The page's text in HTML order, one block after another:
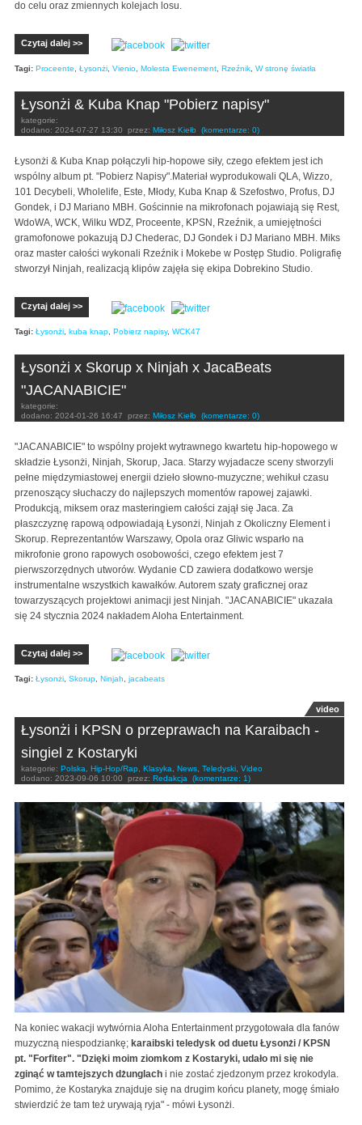
do celu oraz zmiennych kolejach losu.
Czytaj dalej >>
Tagi: Proceente Łysonżi Vienio Molesta Ewenement Rzeźnik W stronę światła
Łysonżi & Kuba Knap "Pobierz napisy"
kategorie:
dodano: 2024-07-27 13:30 przez: Miłosz Kiełb (komentarze: 0)
Łysonżi & Kuba Knap połączyli hip-hopowe siły, czego efektem jest ich
wspólny album pt. "Pobierz Napisy".Materiał wyprodukowali QLA, Wizzo,
101 Decybeli, Wholelife, Este, Młody, Kuba Knap & Szefostwo, Profus, DJ
Gondek, i DJ Mariano MBH. Gościnnie na mikrofonach pojawiają się Rest,
WdoWA, WCK, Wilku WDZ, Proceente, KPSN, Rzeźnik, a umiejętności
gramofonowe pokazują DJ Chederac, DJ Gondek i DJ Mariano MBH. Miks
oraz master całości wykonali Rzeźnik i Mokebe w Postęp Studio. Poligrafię
stworzył Ninjah, realizacją klipów zajęła się ekipa Dobrekino Studio.
Czytaj dalej >>
Tagi: Łysonżi kuba knap Pobierz napisy, WCK47
Łysonżi x Skorup x Ninjah x JacaBeats
"JACANABICIE"
kategorie:
dodano: 2024-01-26 16:47 przez: Miłosz Kiełb (komentarze: 0)
"JACANABICIE" to wspólny projekt wytrawnego kwartetu hip-hopowego w
składzie Łysonżi, Ninjah, Skorup, Jaca. Starzy wyjadacze sceny stworzyli
pełne międzymiastowej energii dzieło słowno-muzyczne; wehikuł czasu
przenoszący słuchaczy do najlepszych momentów rapowej zajawki.
Produkcją, miksem oraz masteringiem całości zajął się Jaca. Za
płaszczyznę rapową odpowiadają Łysonżi, Ninjah z Okoliczny Element i
Skorup. Reprezentantów Warszawy, Opola oraz Gliwic wsparło na
mikrofonie grono rapowych osobowości, czego efektem jest 7
pierwszorzędnych utworów. Wydanie CD zawiera dodatkowo wersje
instrumentalne wszystkich kawałków. Autorem szaty graficznej oraz
towarzyszących projektowi animacji jest Ninjah. "JACANABICIE" ukazała
się 24 stycznia 2024 nakładem Aloha Entertainment.
Czytaj dalej >>
Tagi: Łysonżi Skorup Ninjah jacabeats
video
Łysonżi i KPSN o przeprawach na Karaibach -
singiel z Kostaryki
kategorie: Polska Hip-Hop/Rap Klasyka News Teledyski Video
dodano: 2023-09-06 10:00 przez: Redakcja (komentarze: 1)
Na koniec wakacji wytwórnia Aloha Entertainment przygotowała dla fanów
muzyczną niespodziankę; karaibski teledysk od duetu Łysonżi / KPSN
pt. "Forfiter". "Dzięki moim ziomkom z Kostaryki, udało mi się nie
zginąć w tamtejszych dżunglach i nie zostać zjedzonym przez krokodyla.
Pomimo, że Kostaryka znajduje się na drugim końcu planety, mogę śmiało
stwierdzić że tam też urywają ryja" - mówi Łysonżi.